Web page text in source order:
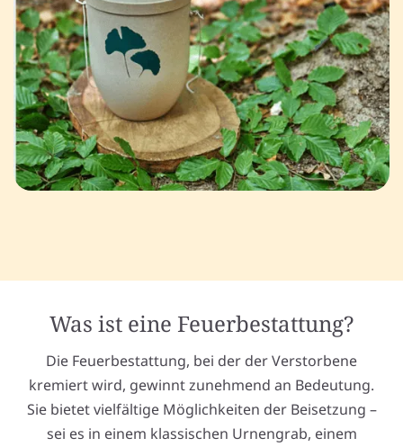
Was ist eine Feuerbestattung?
Die Feuerbestattung, bei der der Verstorbene
kremiert wird, gewinnt zunehmend an Bedeutung.
Sie bietet vielfältige Möglichkeiten der Beisetzung –
sei es in einem klassischen Urnengrab, einem